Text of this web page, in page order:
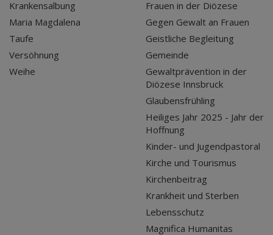
Krankensalbung
Maria Magdalena
Taufe
Versöhnung
Weihe
Frauen in der Diözese
Gegen Gewalt an Frauen
Geistliche Begleitung
Gemeinde
Gewaltprävention in der
Diözese Innsbruck
Glaubensfrühling
Heiliges Jahr 2025 - Jahr der
Hoffnung
Kinder- und Jugendpastoral
Kirche und Tourismus
Kirchenbeitrag
Krankheit und Sterben
Lebensschutz
Magnifica Humanitas